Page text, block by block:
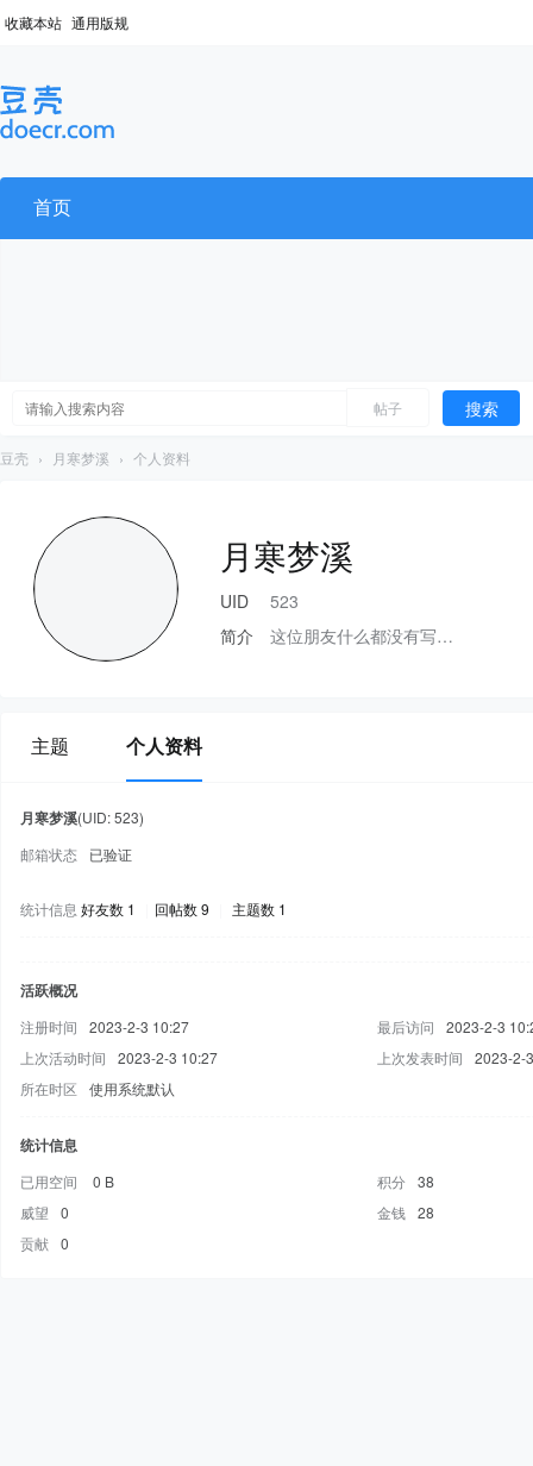
收藏本站 通用版规
首页
帖子 搜索
豆壳 › 月寒梦溪 › 个人资料
月寒梦溪
UID
523
简介
这位朋友什么都没有写…
主题 个人资料
月寒梦溪(UID: 523)
邮箱状态
已验证
统计信息 好友数 1 回帖数 9 主题数 1
活跃概况
注册时间 2023-2-3 10:27 最后访问
2023-2-3
上次活动时间
2023-2-3 10:27 上次发表时间
2023-2-
所在时区
使用系统默认
统计信息
已用空间 0 B 积分 38
威望
0 金钱 28
贡献 0